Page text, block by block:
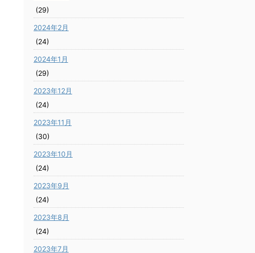
(29)
2024年2月
(24)
2024年1月
(29)
2023年12月
(24)
2023年11月
(30)
2023年10月
(24)
2023年9月
(24)
2023年8月
(24)
2023年7月